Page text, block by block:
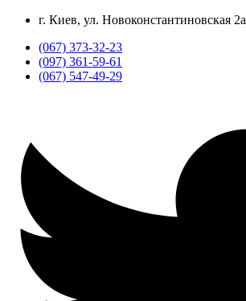
г. Киев, ул. Новоконстантиновская 2а
(067) 373-32-23
(097) 361-59-61
(067) 547-49-29